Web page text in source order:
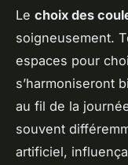
Le choix des
soigneusement.
espaces pour
s’harmoniseront
au fil de la
souvent
artificiel,